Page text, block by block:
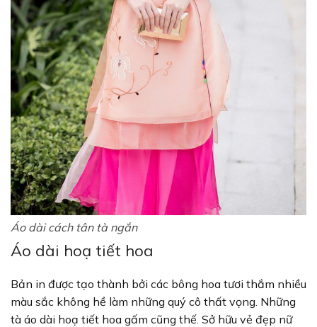
Áo dài cách tân tà ngắn
Áo dài hoạ tiết hoa
Bản in được tạo thành bởi các bông hoa tươi thắm nhiều
màu sắc không hề làm những quý cô thất vọng. Những
tà áo dài hoạ tiết hoa gấm cũng thế. Sở hữu vẻ đẹp nữ